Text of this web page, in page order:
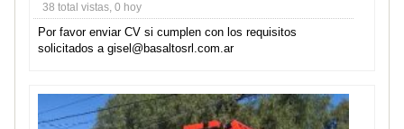
38 total vistas, 0 hoy
Por favor enviar CV si cumplen con los requisitos
solicitados a gisel@basaltosrl.com.ar